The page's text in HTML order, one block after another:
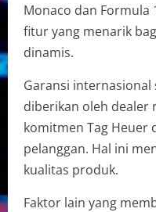
Monaco dan Formula
fitur yang menarik
dinamis.
Garansi internasional
diberikan oleh dealer
komitmen Tag Heuer
pelanggan. Hal ini
kualitas produk.
Faktor lain yang